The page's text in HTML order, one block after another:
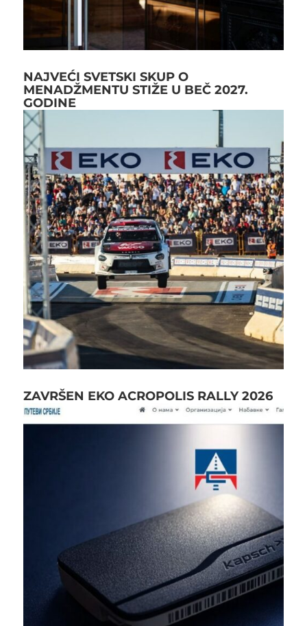
NAJVEĆI SVETSKI SKUP O
MENADŽMENTU STIŽE U BEČ 2027.
GODINE
ZAVRŠEN EKO ACROPOLIS RALLY 2026